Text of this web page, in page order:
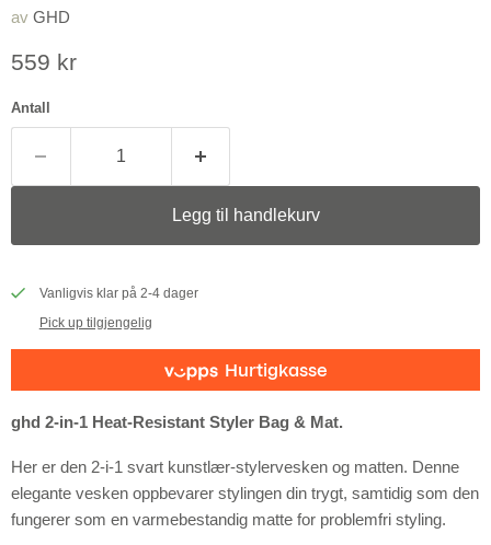
av GHD
Pris nå
559 kr
Antall
Legg til handlekurv
Vanligvis klar på 2-4 dager
Pick up tilgjengelig
ghd 2-in-1 Heat-Resistant Styler Bag & Mat.
Her er den 2-i-1 svart kunstlær-stylervesken og matten. Denne
elegante vesken oppbevarer stylingen din trygt, samtidig som den
fungerer som en varmebestandig matte for problemfri styling.